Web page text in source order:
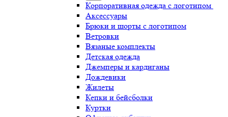
Корпоративная одежда с логотипом
Аксессуары
Брюки и шорты с логотипом
Ветровки
Вязаные комплекты
Детская одежда
Джемперы и кардиганы
Дождевики
Жилеты
Кепки и бейсболки
Куртки